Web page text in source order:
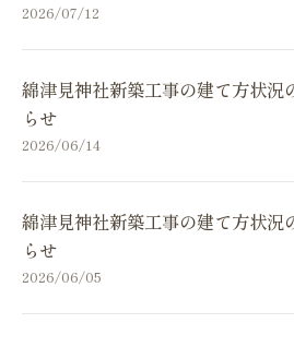
2026/07/12
綿津見神社新築工事の建て方状況
らせ
2026/06/14
綿津見神社新築工事の建て方状況
らせ
2026/06/05